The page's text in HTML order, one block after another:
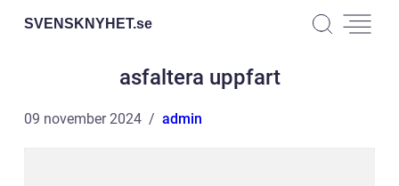
SVENSKNYHET.se
asfaltera uppfart
09 november 2024 admin